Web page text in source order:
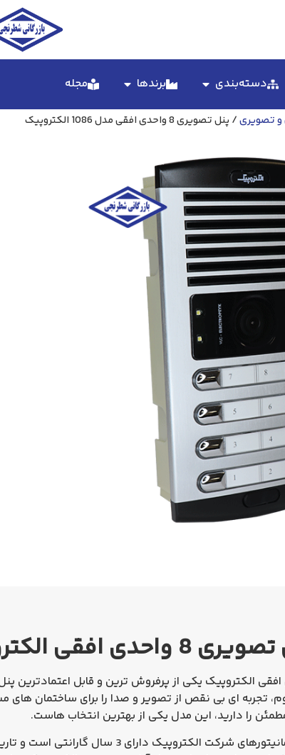
دسته‌بندی برندها مجله
تصویری/ پنل تصویری 8 واحدی افقی مدل 1086 الکتروپیک
الکتروپیک مدل 1086
یکی از پرفروش‌ ترین و قابل‌ اعتمادترین
تجربه‌ ای بی‌ نقص از تصویر و صدا را برای ساختمان‌
مطمئن را دارید، این مدل یکی از بهترین انتخاب‌ هاست.
این محصول همانند مانیتورهای شرکت